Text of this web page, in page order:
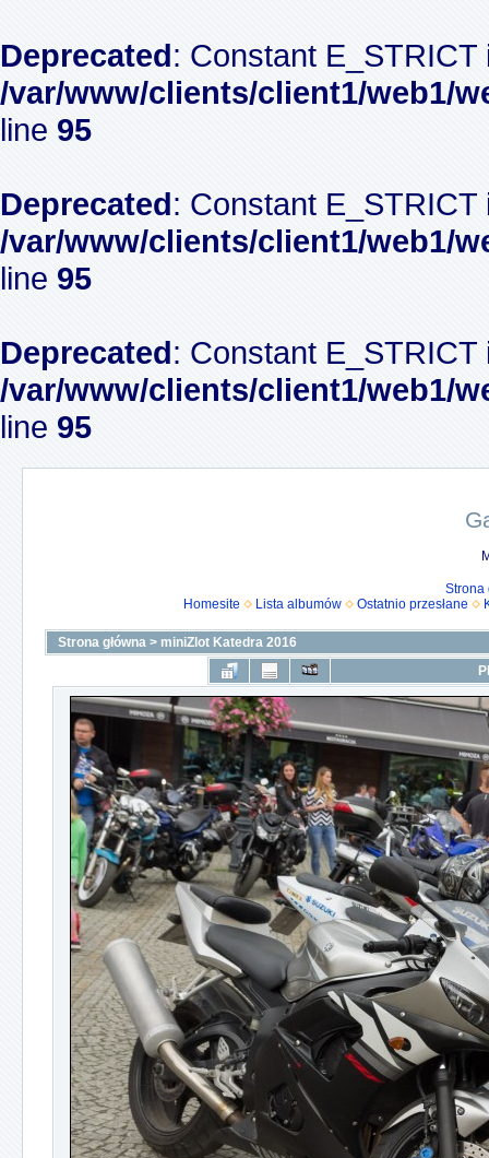
Deprecated: Constant
/var/www/clients/client1/web1/
line 95
Deprecated: Constant
/var/www/clients/client1/web1/
line 95
Deprecated: Constant
/var/www/clients/client1/web1/
line 95
Strona
Homesite
Lista albumów Ostatnio przesłane
Strona główna > miniZlot Katedra 2016